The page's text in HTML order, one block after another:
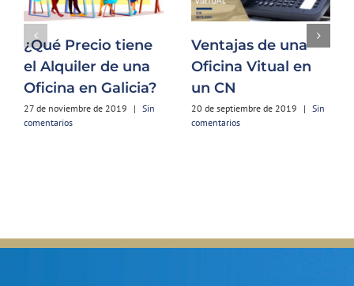
¿Qué Precio tiene
el Alquiler de una
Oficina en Galicia?
27 de noviembre de 2019 | Sin
comentarios
Ventajas de una
Oficina Vitual en
un CN
20 de septiembre de 2019 | Sin
comentarios